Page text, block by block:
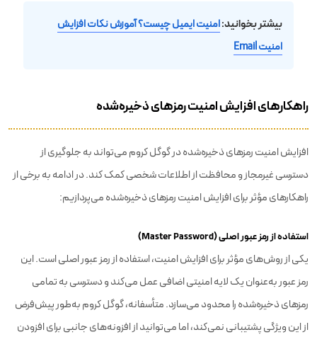
بیشتر بخوانید:امنیت ایمیل چیست؟ آموزش نکات افزایش
امنیت ‌Email
راهکارهای افزایش امنیت رمزهای ذخیره‌شده
افزایش امنیت رمزهای ذخیره‌شده در گوگل کروم می‌تواند به جلوگیری از
دسترسی غیرمجاز و محافظت از اطلاعات شخصی کمک کند. در ادامه به برخی از
راهکارهای مؤثر برای افزایش امنیت رمزهای ذخیره‌شده می‌پردازیم:
استفاده از رمز عبور اصلی (Master Password)
یکی از روش‌های مؤثر برای افزایش امنیت، استفاده از رمز عبور اصلی است. این
رمز عبور به‌عنوان یک لایه امنیتی اضافی عمل می‌کند و دسترسی به تمامی
رمزهای ذخیره‌شده را محدود می‌سازد. متأسفانه، گوگل کروم به‌طور پیش‌فرض
از این ویژگی پشتیبانی نمی‌کند، اما می‌توانید از افزونه‌های جانبی برای افزودن